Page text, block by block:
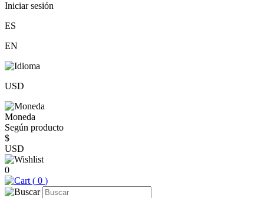
Iniciar sesión
ES
EN
USD
Moneda
Según producto
$
USD
0
( 0 )